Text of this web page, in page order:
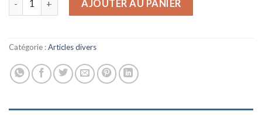
AJOUTER AU PANIER
Catégorie :Articles divers